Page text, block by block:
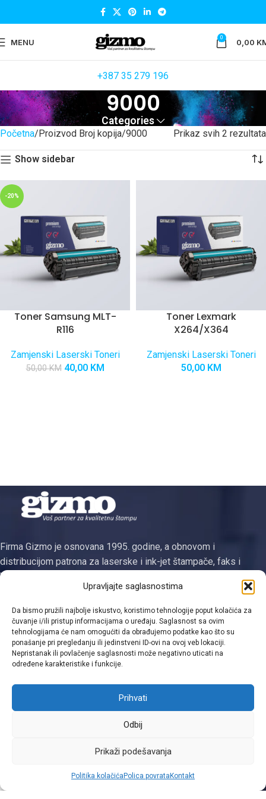
Upravljajte saglasnostima
Da bismo pružili najbolje iskustvo, koristimo tehnologije poput kolačića za
čuvanje i/ili pristup informacijama o uređaju. Saglasnost sa ovim
tehnologijama će nam omogućiti da obrađujemo podatke kao što su
ponašanje pri pregledanju ili jedinstveni ID-ovi na ovoj veb lokaciji.
Nepristanak ili povlačenje saglasnosti može negativno uticati na
određene karakteristike i funkcije.
Prihvati
Odbij
Prikaži podešavanja
Politika kolačića Polica povrata Kontakt
MENU 0 0,00
+387 35 279 196
9000
Categories
Početna Proizvod Broj kopija 9000 Prikaz svih 2 rezultata
Show sidebar
-20%
Toner Samsung MLT-
R116
Zamjenski Laserski Toneri
50,00KM 40,00 KM
Toner Lexmark
X264/X364
Zamjenski Laserski Toneri
50,00 KM
Firma Gizmo je osnovana 1995. godine, a obnovom i
distribucijom patrona za laserske i ink-jet štampače, faks i
kopirne uređaje se bavi od 2003. godine. Jedina smo
registrovana firma za proizvodnju tonera i ketridža na području
Tuzlanskog kantona
Kategorije
Linkovi
Kontakt informacije
Viber
Moj račun